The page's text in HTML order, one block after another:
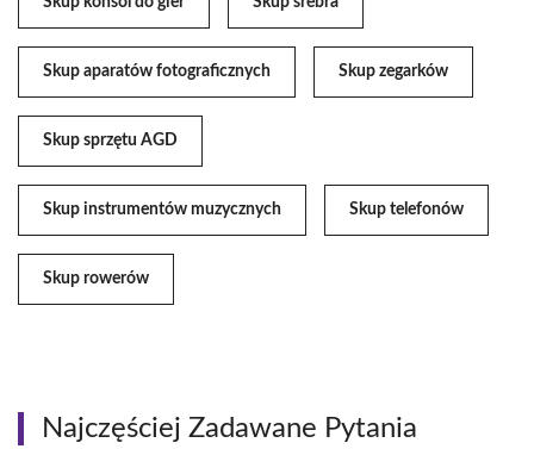
Skup aparatów fotograficznych Skup zegarków
Skup sprzętu AGD
Skup instrumentów muzycznych Skup telefonów
Skup rowerów
Najczęściej Zadawane Pytania